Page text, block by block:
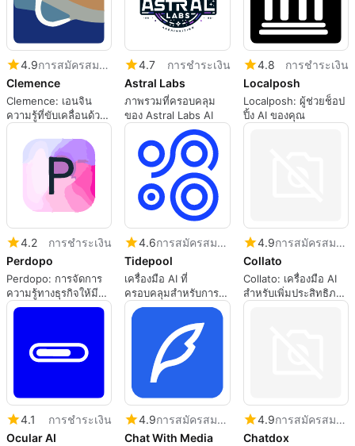
4.9
การสมัครสมาชิก
Clemence
Clemence: เอนจิน
ความรู้ที่ขับเคลื่อนด้วย
AI ของคุณ
4.7
การชำระเงิน
Astral Labs
ภาพรวมที่ครอบคลุม
ของ Astral Labs AI
4.8
การชำระเงิน
Localposh
Localposh: ผู้ช่วยช็อป
ปิ้ง AI ของคุณ
4.2
การชำระเงิน
Perdopo
Perdopo: การจัดการ
ความรู้ทางธุรกิจให้มี
ประสิทธิภาพ
4.6
การสมัครสมาชิก
Tidepool
เครื่องมือ AI ที่
ครอบคลุมสำหรับการ
วิเคราะห์อินเทอร์เฟซ
ข้อความ
4.9
การสมัครสมาชิก
Collato
Collato: เครื่องมือ AI
สำหรับเพิ่มประสิทธิภาพ
ทีม
4.1
การชำระเงิน
Ocular AI
4.9
การสมัครสมาชิก
Chat With Media
4.9
การสมัครสมาชิก
Chatdox